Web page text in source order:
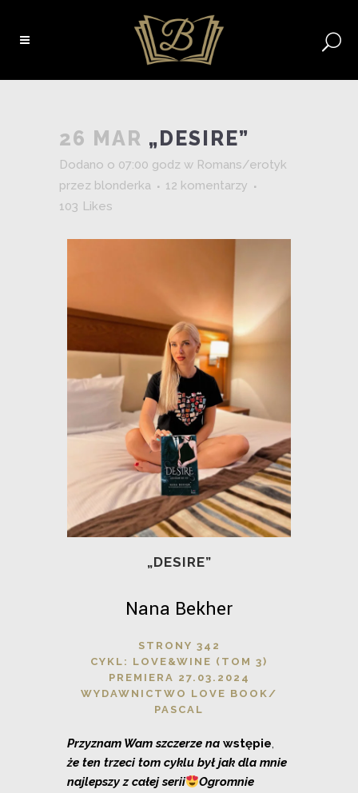
26 MAR „DESIRE”
Dodano o 07:00 godz w Romans/erotyk
przez blonderka
12 komentarzy
103 Likes
„DESIRE”
Nana Bekher
STRONY 342
CYKL: LOVE&WINE (TOM 3)
PREMIERA 27.03.2024
WYDAWNICTWO LOVE BOOK/
PASCAL
Przyznam Wam szczerze na wstępie,
że ten trzeci tom cyklu był jak dla mnie
najlepszy z całej serii
Ogromnie